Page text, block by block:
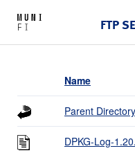
FTP
Name
Parent Directory
DPKG-Log-